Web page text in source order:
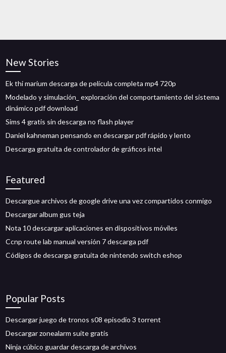
New Stories
Ek thi marium descarga de película completa mp4 720p
Modelado y simulación_ exploración del comportamiento del sistema
dinámico pdf download
Sims 4 gratis sin descarga no flash player
Daniel kahneman pensando en descargar pdf rápido y lento
Descarga gratuita de controlador de gráficos intel
Featured
Descargue archivos de google drive una vez compartidos conmigo
Descargar album gus teja
Nota 10 descargar aplicaciones en dispositivos móviles
Ccnp route lab manual versión 7 descarga pdf
Códigos de descarga gratuita de nintendo switch eshop
Popular Posts
Descargar juego de tronos s08 episodio 3 torrent
Descargar zonealarm suite gratis
Ninja cúbico guardar descarga de archivos